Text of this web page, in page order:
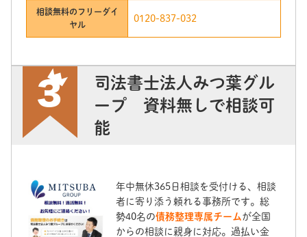
相談無料のフリーダイ
ヤル
0120-837-032
司法書士法人みつ葉グル
ープ 資料無しで相談可
能
年中無休365日相談を受付ける、相談
者に寄り添う頼れる事務所です。総
勢40名の債務整理専属チームが全国
からの相談に親身に対応。過払い金